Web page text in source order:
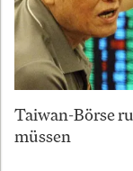
Taiwan-Börse
müssen